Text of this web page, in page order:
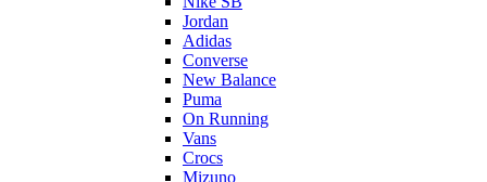
Jordan
Adidas
Converse
New Balance
Puma
On Running
Vans
Crocs
Mizuno